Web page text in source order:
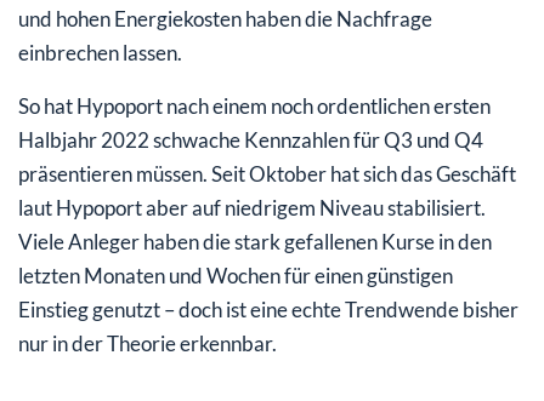
und hohen Energiekosten haben die Nachfrage
einbrechen lassen.
So hat Hypoport nach einem noch ordentlichen ersten
Halbjahr 2022 schwache Kennzahlen für Q3 und Q4
präsentieren müssen. Seit Oktober hat sich das Geschäft
laut Hypoport aber auf niedrigem Niveau stabilisiert.
Viele Anleger haben die stark gefallenen Kurse in den
letzten Monaten und Wochen für einen günstigen
Einstieg genutzt – doch ist eine echte Trendwende bisher
nur in der Theorie erkennbar.